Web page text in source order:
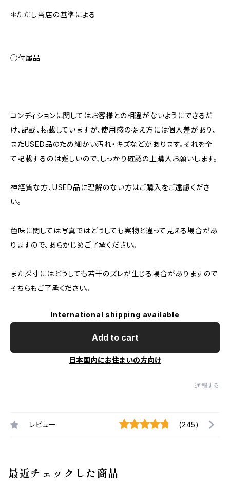
＊ただし当店の基準による
◯付属品
コンディションに関してはお客様との相違がないようにできるだ
け、記載、掲載していますが、使用感の捉え方には個人差があり、
またUSED品のため細かい汚れ・キズなどがあります。それを全
て記載するのは難しいので、しっかり確認の上購入お願いします。
神経質な方、USED品に理解のない方はご購入をご遠慮くださ
い。
色味に関しては写真ではどうしても実物と違って見える場合があ
りますので、あらかじめご了承ください。
また採寸にはどうしても若干のズレが生じる場合がありますので
そちらもご了承ください。
International shipping available
Add to cart
日本国内にお住まいの方向け
通報する
レビュー (245)
最近チェックした商品